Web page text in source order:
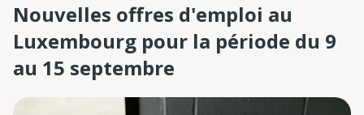
Nouvelles offres d'emploi au
Luxembourg pour la période du 9
au 15 septembre